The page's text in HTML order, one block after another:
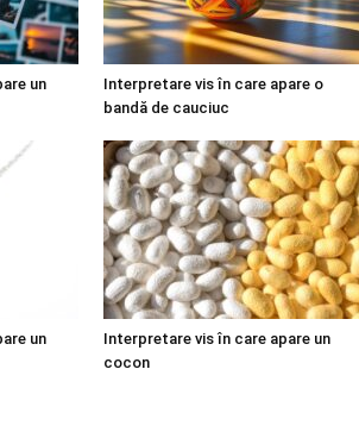
un
Interpretare vis în care apare o
bandă de cauciuc
un
Interpretare vis în care apare un
cocon